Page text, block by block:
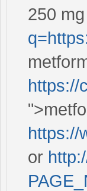
250
https://
https://
or